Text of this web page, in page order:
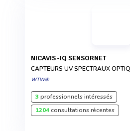
NICAVIS -IQ SENSORNET
CAPTEURS UV SPECTRAUX
WTW®
3 professionnels intéressés
1204consultations récentes